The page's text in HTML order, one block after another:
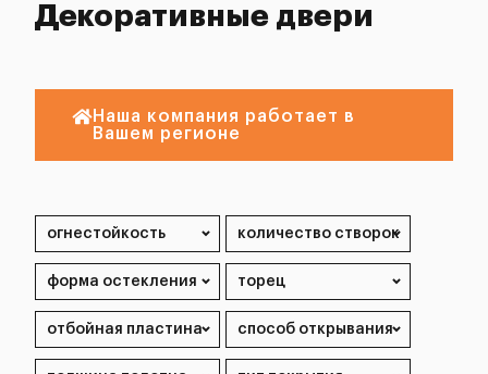
Декоративные двери
Наша компания работает в
Вашем регионе